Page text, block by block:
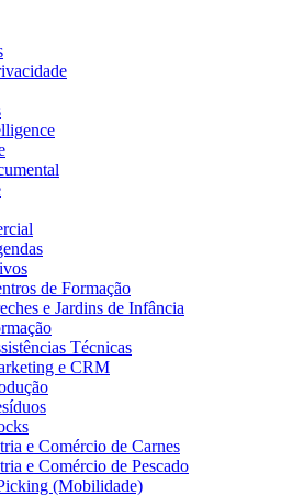
de Formação
e Jardins de Infância
Técnicas
e CRM
e Comércio de Carnes
e Comércio de Pescado
(Mobilidade)